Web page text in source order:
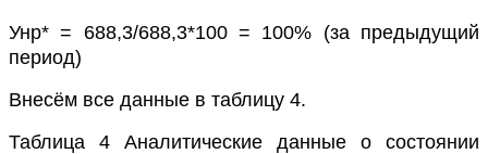
Унр* = 688,3/688,3*100 = 100% (за предыдущий
период)
Внесём все данные в таблицу 4.
Таблица 4 Аналитические данные о состоянии